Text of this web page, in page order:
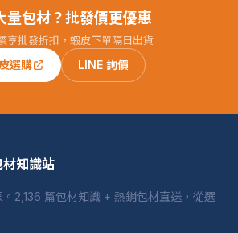
量包材？批發價更優惠
享批發折扣，蝦皮下單隔日出貨
選購 LINE 詢價
知識站
2,136 篇包材知識 + 熱銷包材直送，從選